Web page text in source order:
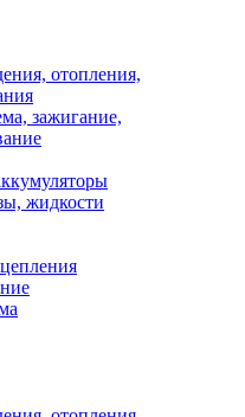
отопления,
зажигание,
жидкости